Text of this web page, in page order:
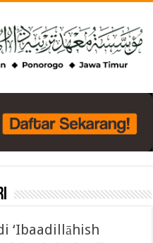
‘Ibaadillāhish